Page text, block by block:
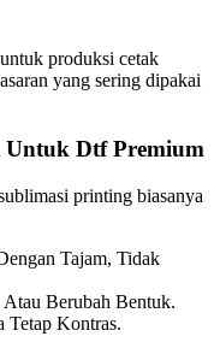
produksi cetak
yang sering dipakai
Untuk Dtf Premium
printing biasanya
Tajam, Tidak
Berubah Bentuk.
Tetap Kontras.